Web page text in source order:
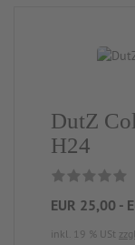
DutZ
H24
EUR 25,00 -
inkl. 19 % USt